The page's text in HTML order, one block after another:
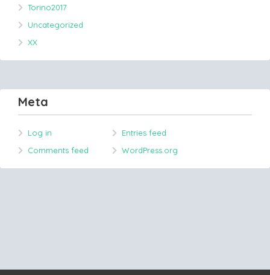
Torino2017
Uncategorized
XX
Meta
Log in
Entries feed
Comments feed
WordPress.org